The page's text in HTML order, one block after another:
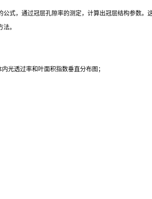
式，通过冠层孔隙率的测定，计算出冠层结构参数。
。
光透过率和叶面积指数垂直分布图；